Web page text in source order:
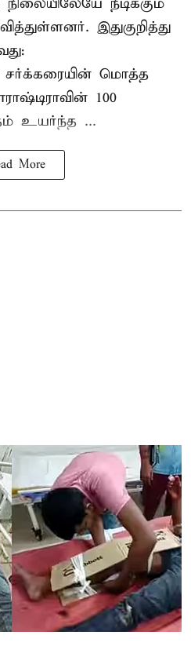
இதுகுறித்து
சர்க்கரையின் மொத்த
100
உயர்ந்த ...
More